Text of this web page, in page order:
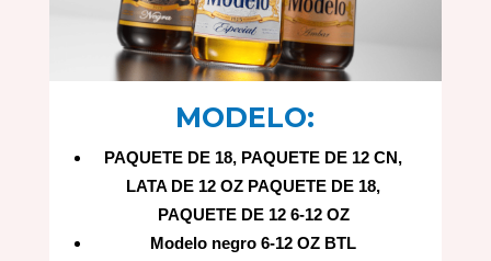
MODELO:
PAQUETE DE 18, PAQUETE DE 12 CN,
LATA DE 12 OZ PAQUETE DE 18,
PAQUETE DE 12 6-12 OZ
Modelo negro 6-12 OZ BTL